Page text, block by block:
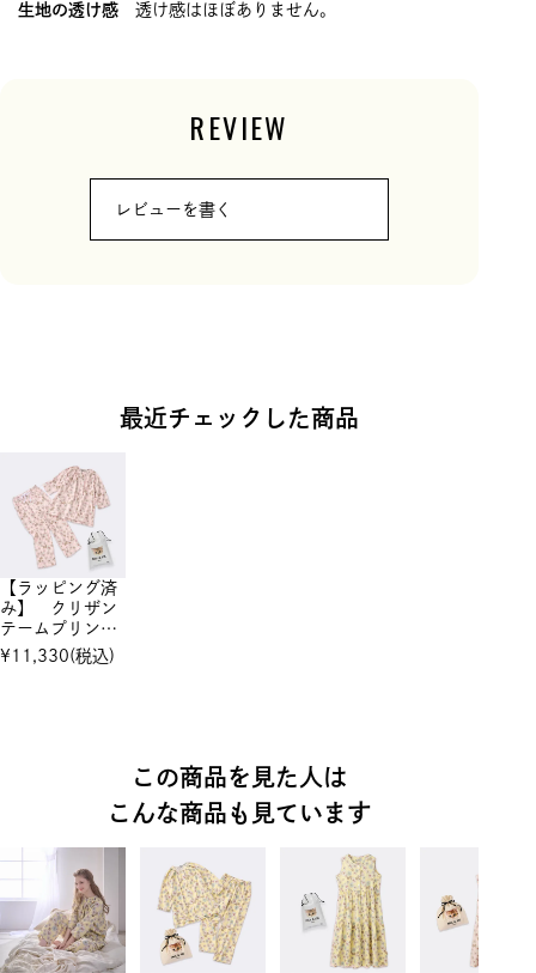
生地の透け感
透け感はほぼありません。
REVIEW
レビューを書く
最近チェックした商品
【ラッピング済
み】 クリザン
テームプリン
ト 二重ガーゼ
シャーリング
¥ 11,330(税込)
この商品を見た人は
こんな商品も見ています